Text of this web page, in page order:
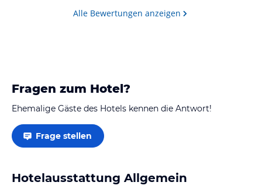
Alle Bewertungen anzeigen
Fragen zum Hotel?
Ehemalige Gäste des Hotels kennen die Antwort!
Frage stellen
Hotelausstattung Allgemein